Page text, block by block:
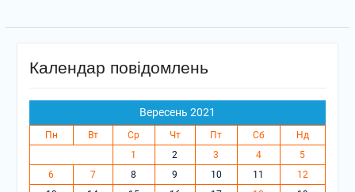
Календар повідомлень
Вересень 2021
Пн Вт Ср Чт Пт Сб
Нд
1
2 3 4
5
6
7 8 9 10 11
12